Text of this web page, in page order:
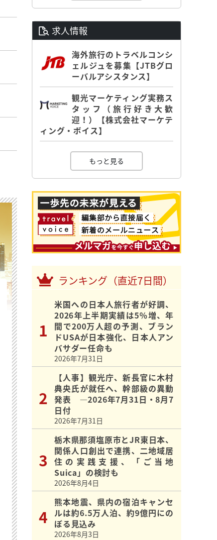
求人情報
海外旅行のトラベルコンシ
ェルジュを募集【JTBグロ
ーバルアシスタンス】
観光マーケティング実務ス
タッフ（旅行好き大歓
迎！）【株式会社マーケテ
ィング・ボイス】
もっと見る
ランキング（直近7日間）
米国への日本人旅行者が好調、
2026年上半期実績は5％増、年
間で200万人超の予測、ブラン
ドUSAが日本強化、日本人アン
バサダー任命も
2026年7月31日
【人事】観光庁、新長官に木村
典央氏が就任へ、幹部級の異動
発表 ―2026年7月31日・8月7
日付
2026年7月31日
栃木県那須塩原市とJR東日本、
関係人口創出で連携、二地域居
住の実践支援、「ご当地
Suica」の検討も
2026年8月4日
熊本地震、県内の宿泊キャンセ
ルは約6.5万人泊、約9億円にの
ぼる見込み
2026年8月3日